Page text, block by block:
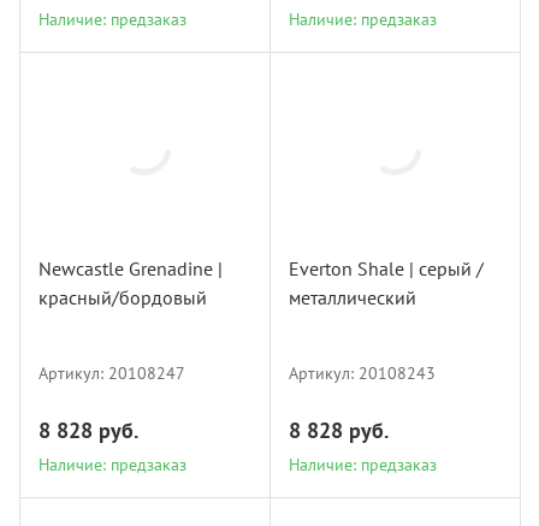
Наличие: предзаказ Наличие: предзаказ
Newcastle Grenadine |
красный/бордовый
Артикул: 20108247
8 828 руб.
Наличие: предзаказ
Наличие: предзаказ
Everton Shale | серый /
металлический
Артикул: 20108243
8 828 руб.
Наличие: предзаказ
Наличие: предзаказ